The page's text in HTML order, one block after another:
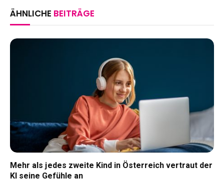
ÄHNLICHE BEITRÄGE
Mehr als jedes zweite Kind in Österreich vertraut der
KI seine Gefühle an